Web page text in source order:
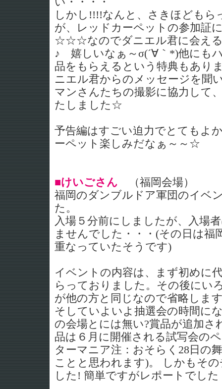
しかし!!!!なんと、さきほどもら
が、レッドカーペットの参加証
☆☆☆なのでダニエル君に会え
♪ 嬉しいなぁ～σ(´∀｀*)他にも
品をもらえるという特典もあ
ニエル君からのメッセージを聞
マンさんたちの撮影に協力して
たしました☆
予告編はすごい迫力でとてもよ
ーペット楽しみだなぁ～～☆
■けいごさん （福岡会場）
福岡のダンブルドア軍団のイベ
た。
入場５分前にしましたが、入場
ませんでした・・・(その日は福
重なっていたそうです)
イベントの内容は、まず初めに
らっておりました。その後にい
が他の方と同じなので省略しま
そしていよいよ抽選会の時間に
の会場とには無い?賞品が追加さ
品は６月に開催される試写会の
ターマニア注：おそらく28日の
ことと思われます)。 しかもそ
した! 簡単ですがレポートでした